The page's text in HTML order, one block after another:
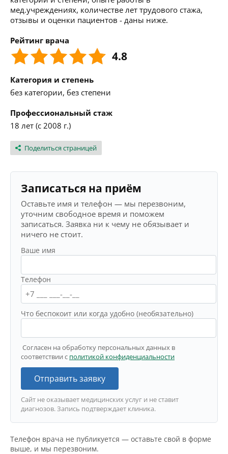
мед.учреждениях, количестве лет трудового стажа,
отзывы и оценки пациентов - даны ниже.
Рейтинг врача
4.8
Категория и степень
без категории, без степени
Профессиональный стаж
18 лет (с 2008 г.)
Поделиться страницей
Записаться на приём
Оставьте имя и телефон — мы перезвоним,
уточним свободное время и поможем
записаться. Заявка ни к чему не обязывает и
ничего не стоит.
Ваше имя
Телефон
Что беспокоит или когда удобно (необязательно)
Согласен на обработку персональных данных в
соответствии с политикой конфиденциальности
Отправить заявку
Сайт не оказывает медицинских услуг и не ставит
диагнозов. Запись подтверждает клиника.
Телефон врача не публикуется — оставьте свой в форме
выше, и мы перезвоним.